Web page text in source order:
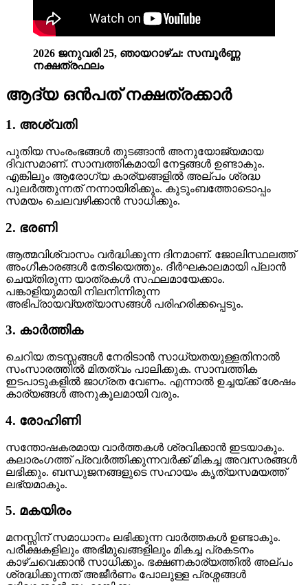
2026 ജനുവരി 25, ഞായറാഴ്‌ച: സമ്പൂർണ്ണ
നക്ഷത്രഫലം
ആദ്യ ഒൻപത് നക്ഷത്രക്കാർ
1. അശ്വതി
പുതിയ സംരംഭങ്ങൾ തുടങ്ങാൻ അനുയോജ്യമായ
ദിവസമാണ്. സാമ്പത്തികമായി നേട്ടങ്ങൾ ഉണ്ടാകും.
എങ്കിലും ആരോഗ്യ കാര്യങ്ങളിൽ അല്പം ശ്രദ്ധ
പുലർത്തുന്നത് നന്നായിരിക്കും. കുടുംബത്തോടൊപ്പം
സമയം ചെലവഴിക്കാൻ സാധിക്കും.
2. ഭരണി
ആത്മവിശ്വാസം വർദ്ധിക്കുന്ന ദിനമാണ്. ജോലിസ്ഥലത്ത്
അംഗീകാരങ്ങൾ തേടിയെത്തും. ദീർഘകാലമായി പ്ലാൻ
ചെയ്തിരുന്ന യാത്രകൾ സഫലമായേക്കാം.
പങ്കാളിയുമായി നിലനിന്നിരുന്ന
അഭിപ്രായവ്യത്യാസങ്ങൾ പരിഹരിക്കപ്പെടും.
3. കാർത്തിക
ചെറിയ തടസ്സങ്ങൾ നേരിടാൻ സാധ്യതയുള്ളതിനാൽ
സംസാരത്തിൽ മിതത്വം പാലിക്കുക. സാമ്പത്തിക
ഇടപാടുകളിൽ ജാഗ്രത വേണം. എന്നാൽ ഉച്ചയ്ക്ക് ശേഷം
കാര്യങ്ങൾ അനുകൂലമായി വരും.
4. രോഹിണി
സന്തോഷകരമായ വാർത്തകൾ ശ്രവിക്കാൻ ഇടയാകും.
കലാരംഗത്ത് പ്രവർത്തിക്കുന്നവർക്ക് മികച്ച അവസരങ്ങൾ
ലഭിക്കും. ബന്ധുജനങ്ങളുടെ സഹായം കൃത്യസമയത്ത്
ലഭ്യമാകും.
5. മകയിരം
മനസ്സിന് സമാധാനം ലഭിക്കുന്ന വാർത്തകൾ ഉണ്ടാകും.
പരീക്ഷകളിലും അഭിമുഖങ്ങളിലും മികച്ച പ്രകടനം
കാഴ്ചവെക്കാൻ സാധിക്കും. ഭക്ഷണകാര്യത്തിൽ അല്പം
ശ്രദ്ധിക്കുന്നത് അജീർണം പോലുള്ള പ്രശ്നങ്ങൾ